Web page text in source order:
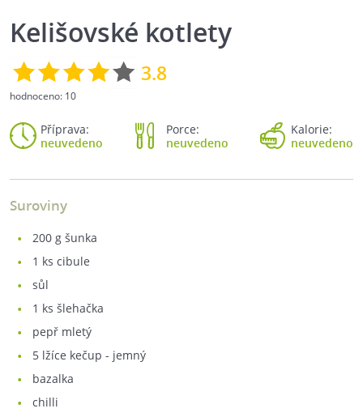
Kelišovské kotlety
3.8
hodnoceno: 10
Příprava:
neuvedeno
Porce:
neuvedeno
Kalorie:
neuvedeno
Suroviny
200 g šunka
1 ks cibule
sůl
1 ks šlehačka
pepř mletý
5 lžíce kečup - jemný
bazalka
chilli